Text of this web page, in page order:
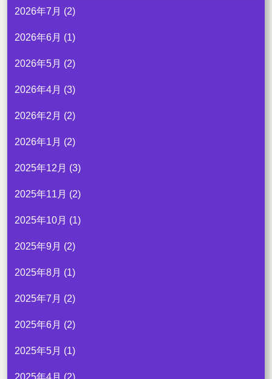
2026年7月 (2)
2026年6月 (1)
2026年5月 (2)
2026年4月 (3)
2026年2月 (2)
2026年1月 (2)
2025年12月 (3)
2025年11月 (2)
2025年10月 (1)
2025年9月 (2)
2025年8月 (1)
2025年7月 (2)
2025年6月 (2)
2025年5月 (1)